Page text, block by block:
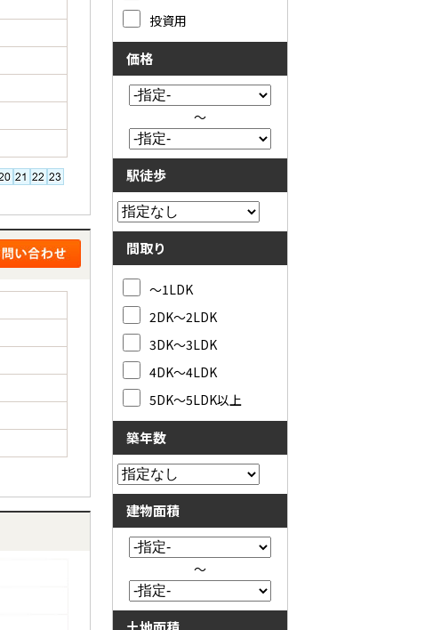
投資用
価格
～
駅徒歩
間取り
～1LDK
2DK～2LDK
3DK～3LDK
4DK～4LDK
5DK～5LDK以上
築年数
建物面積
～